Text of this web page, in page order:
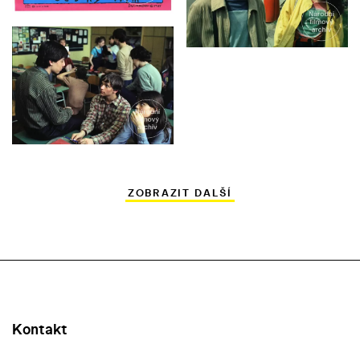
ZOBRAZIT DALŠÍ
Kontakt